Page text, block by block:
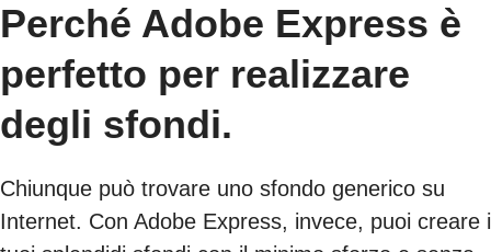
Perché Adobe Express è
perfetto per realizzare
degli sfondi.
Chiunque può trovare uno sfondo generico su
Internet. Con Adobe Express, invece, puoi creare i